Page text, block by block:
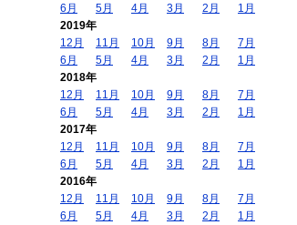
6月
5月 4月 3月 2月
1月
2019年
12月
11月 10月 9月 8月
7月
6月
5月 4月 3月 2月
1月
2018年
12月
11月 10月 9月 8月
7月
6月
5月 4月 3月 2月
1月
2017年
12月
11月 10月 9月 8月
7月
6月
5月 4月 3月 2月
1月
2016年
12月
11月 10月 9月 8月
7月
6月
5月 4月 3月 2月
1月